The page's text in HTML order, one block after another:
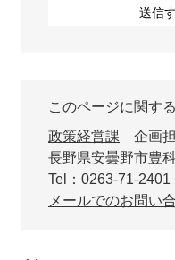
このページに関す
政策経営課
企画
長野県安曇野市豊
Tel：0263-71-2401
メールでのお問い